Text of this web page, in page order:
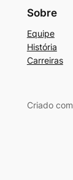
Sobre
Equipe
História
Carreiras
Criado com